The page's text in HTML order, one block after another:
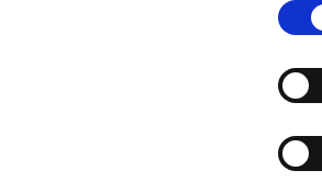
van Sociale Economie, Hilde Crevits, en